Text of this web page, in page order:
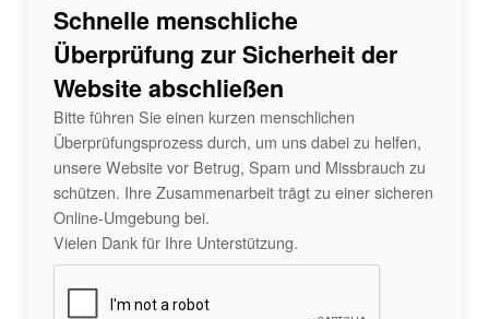
Schnelle menschliche
Überprüfung zur Sicherheit der
Website abschließen
Bitte führen Sie einen kurzen menschlichen
Überprüfungsprozess durch, um uns dabei zu helfen,
unsere Website vor Betrug, Spam und Missbrauch zu
schützen. Ihre Zusammenarbeit trägt zu einer sicheren
Online-Umgebung bei.
Vielen Dank für Ihre Unterstützung.